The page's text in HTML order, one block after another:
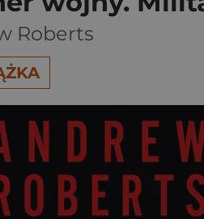
Roberts